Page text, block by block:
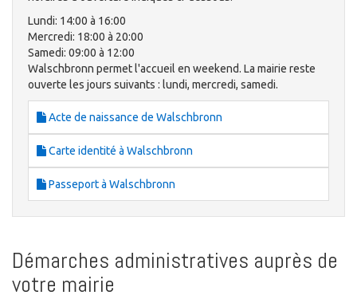
Lundi: 14:00 à 16:00
Mercredi: 18:00 à 20:00
Samedi: 09:00 à 12:00
Walschbronn permet l'accueil en weekend. La mairie reste
ouverte les jours suivants : lundi, mercredi, samedi.
Acte de naissance de Walschbronn
Carte identité à Walschbronn
Passeport à Walschbronn
Démarches administratives auprès de
votre mairie